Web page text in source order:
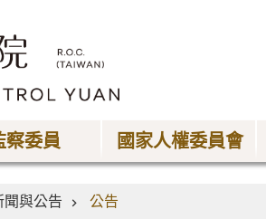
察委員 國家人權委員會
聞與公告 公告